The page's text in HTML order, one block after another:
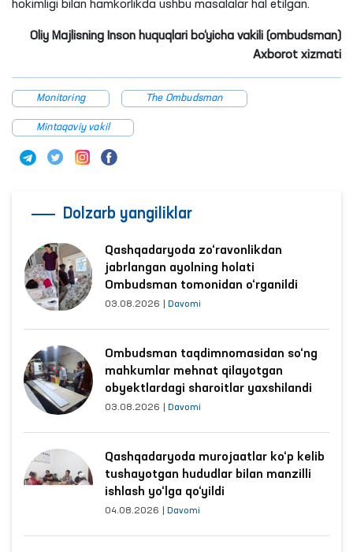
hokimligi bilan hamkorlikda ushbu masalalar hal etilgan.
Oliy Majlisning Inson huquqlari bo‘yicha vakili (ombudsman)
Axborot xizmati
Monitoring The Ombudsman
Mintaqaviy vakil
Dolzarb yangiliklar
Qashqadaryoda zo‘ravonlikdan
jabrlangan ayolning holati
Ombudsman tomonidan o‘rganildi
03.08.2026 Davomi
Ombudsman taqdimnomasidan so‘ng
mahkumlar mehnat qilayotgan
obyektlardagi sharoitlar yaxshilandi
03.08.2026 Davomi
Qashqadaryoda murojaatlar ko‘p kelib
tushayotgan hududlar bilan manzilli
ishlash yo‘lga qo‘yildi
04.08.2026 Davomi